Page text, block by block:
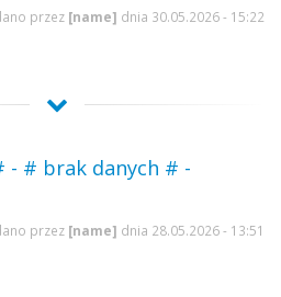
przez [name] dnia 30.05.2026 - 15:22
- # brak danych # -
przez [name] dnia 28.05.2026 - 13:51